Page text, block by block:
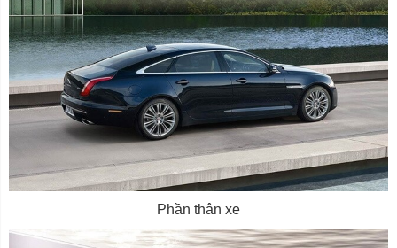
Phần thân xe